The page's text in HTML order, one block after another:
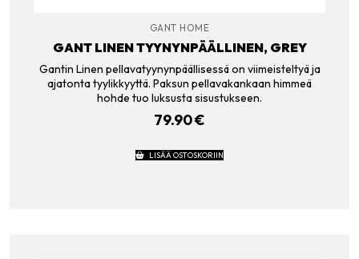
GANT HOME
GANT LINEN TYYNYNPÄÄLLINEN, GREY
Gantin Linen pellavatyynynpäällisessä on viimeisteltyä ja
ajatonta tyylikkyyttä. Paksun pellavakankaan himmeä
hohde tuo luksusta sisustukseen.
79.90€
LISÄÄ OSTOSKORIIN